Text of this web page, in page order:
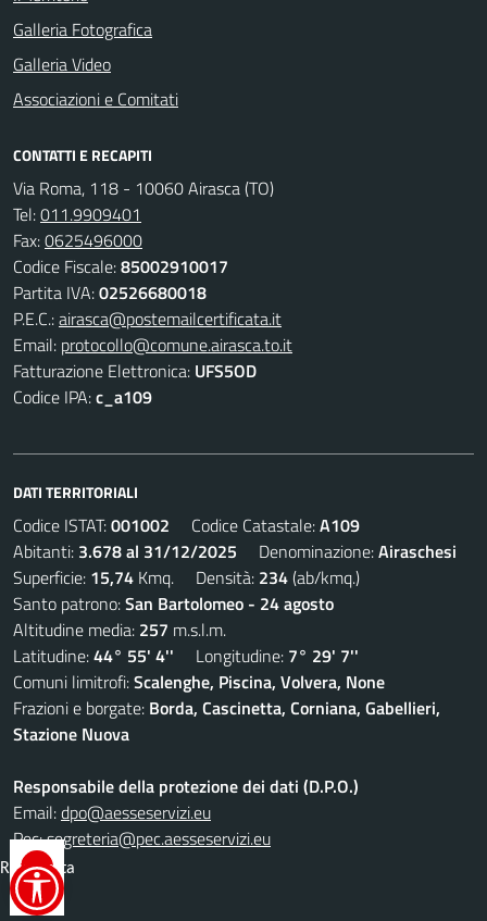
Galleria Fotografica
Galleria Video
Associazioni e Comitati
CONTATTI E RECAPITI
Via Roma, 118 - 10060 Airasca (TO)
Tel:011.9909401
Fax:0625496000
Codice Fiscale:85002910017
Partita IVA:02526680018
P.E.C.:airasca@postemailcertificata.it
Email: protocollo@comune.airasca.to.it
Fatturazione Elettronica: UFS5OD
Codice IPA:c_a109
DATI TERRITORIALI
Codice ISTAT:001002 Codice Catastale:A109
Abitanti: 3.678 al 31/12/2025 Denominazione:Airaschesi
Superficie: 15,74 Kmq. Densità: 234(ab/kmq.)
Santo patrono:San Bartolomeo - 24 agosto
Altitudine media: 257 m.s.l.m.
Latitudine:44° 55' 4'' Longitudine: 7° 29' 7''
Comuni limitrofi:Scalenghe, Piscina, Volvera, None
Frazioni e borgate: Borda, Cascinetta, Corniana, Gabellieri,
Stazione Nuova
Responsabile della protezione dei dati (D.P.O.)
Email:dpo@aesseservizi.eu
Pec:segreteria@pec.aesseservizi.eu
UTILITÀ
Reimposta
tutto